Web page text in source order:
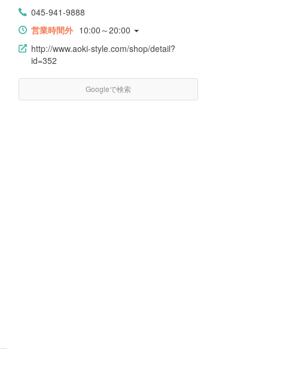
045-941-9888
営業時間外 10:00～20:00
http://www.aoki-style.com/shop/detail?
id=352
Googleで検索